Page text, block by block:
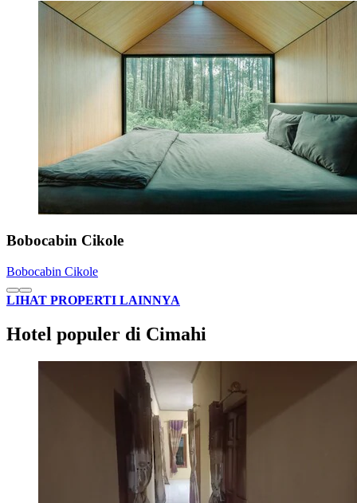
Bobocabin Cikole
Bobocabin Cikole
LIHAT PROPERTI LAINNYA
Hotel populer di Cimahi